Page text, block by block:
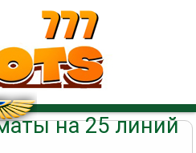
на 25 линий